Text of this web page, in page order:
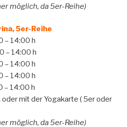
möglich, da 5er-Reihe)
5er-Reihe
– 14:00 h
– 14:00 h
– 14:00 h
– 14:00 h
– 14:00 h
mit der Yogakarte ( 5er oder
möglich, da 5er-Reihe)